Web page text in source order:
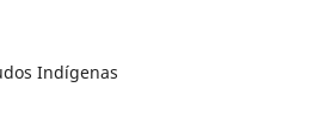
Indígenas